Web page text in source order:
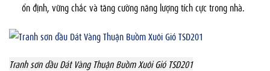
ổn định, vững chắc và tăng cường năng lượng tích cực trong nhà.
Tranh sơn dầu Dát Vàng Thuận Buồm Xuôi Gió TSD201